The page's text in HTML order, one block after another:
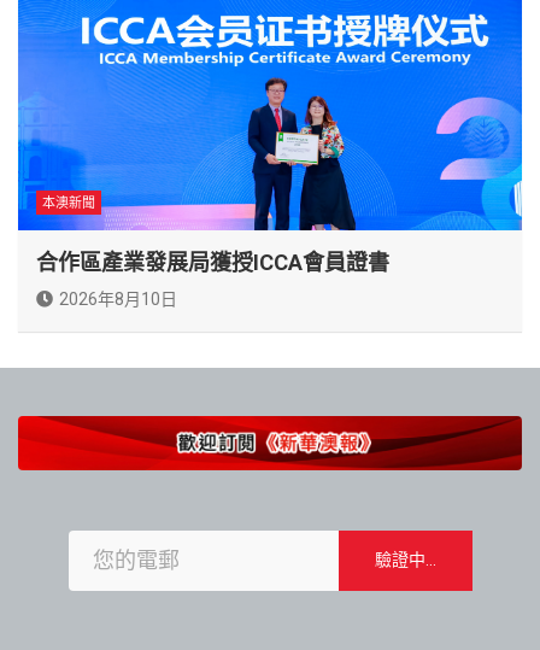
本澳新聞
合作區產業發展局獲授ICCA會員證書
2026年8月10日